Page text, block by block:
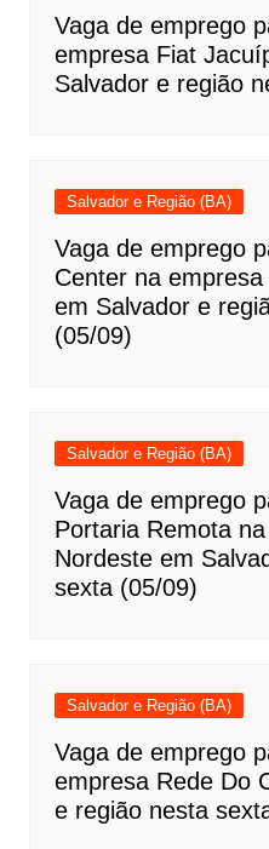
Vaga de emprego
empresa Fiat
Salvador e região
Salvador e Região (BA)
Vaga de emprego
Center na
em Salvador e
(05/09)
Salvador e Região (BA)
Vaga de emprego
Portaria Remota
Nordeste em
sexta (05/09)
Salvador e Região (BA)
Vaga de emprego
empresa Rede Do
e região nesta